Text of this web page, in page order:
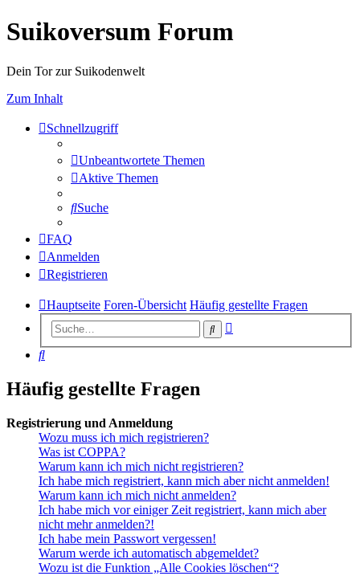
Suikoversum Forum
Dein Tor zur Suikodenwelt
Zum Inhalt
Schnellzugriff
Unbeantwortete Themen
Aktive Themen
Suche
FAQ
Anmelden
Registrieren
Hauptseite Foren-Übersicht Häufig gestellte Fragen
Suche
Suche
Häufig gestellte Fragen
Registrierung und Anmeldung
Wozu muss ich mich registrieren?
Was ist COPPA?
Warum kann ich mich nicht registrieren?
Ich habe mich registriert, kann mich aber nicht anmelden!
Warum kann ich mich nicht anmelden?
Ich habe mich vor einiger Zeit registriert, kann mich aber
nicht mehr anmelden?!
Ich habe mein Passwort vergessen!
Warum werde ich automatisch abgemeldet?
Wozu ist die Funktion „Alle Cookies löschen“?